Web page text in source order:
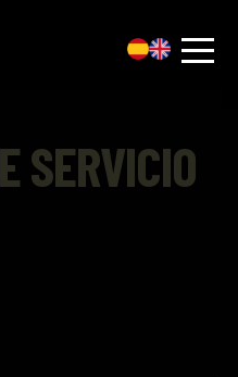
SERVICIO